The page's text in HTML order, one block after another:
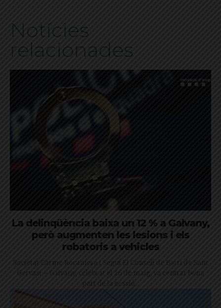
Notícies
relacionades
La delinqüència baixa un 12 % a Galvany,
però augmenten les lesions i els
robatoris a vehicles
Societat Carme Rocamora i Seguí El Consell de Barri de Sant
Gervasi – Galvany, celebrat el 26 de maig, va centrar bona
part de la sessió...